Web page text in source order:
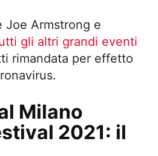
Joe Armstrong e
gli altri grandi eventi
rimandata per effetto
Milano
2021: il